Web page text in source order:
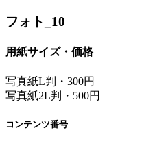
フォト_10
用紙サイズ・価格
写真紙L判・300円
写真紙2L判・500円
コンテンツ番号